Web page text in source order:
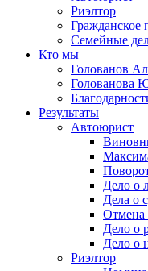
Риэлтор
Гражданское
Семейные
Кто мы
Голованов
Голованова
Результаты
Автоюрист
Дело о
Дела о
Отмена
Дело о
Дело о
Риэлтор